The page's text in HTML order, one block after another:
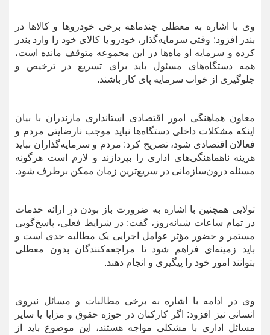
وی با اشاره به معطلی چندماهه برخی خودروها و کالاها در
بندر افزود: وقتی سرمایه‌گذار، خودرو یا کالای خود را وارد بندر
کرده و سرمایه او ماه‌ها در این مجموعه متوقف مانده است،
همه دستگاه‌های مسئول باید برای تسریع در ترخیص و
جلوگیری از خواب سرمایه پای کار باشند.
معاون هماهنگی امور اقتصادی استانداری مازندران با بیان
اینکه مشکلات داخلی دستگاه‌ها نباید موجب نارضایتی مردم و
فعالان اقتصادی شود، تصریح کرد: مردم و سرمایه‌گذاران نباید
هزینه ناهماهنگی‌های اداری را بپردازند و لازم است هرگونه
مسئله درون‌سازمانی در سریع‌ترین زمان ممکن برطرف شود.
تولایی همچنین با اشاره به ضرورت باز بودن درِ ارائه خدمات
در تمام ساعات شبانه‌روز، گفت: در شرایط فعلی، پاسخ‌گویی
مستمر و حضور مؤثر عوامل اجرایی یک مطالبه جدی است و
باید زمینه‌ای فراهم شود تا مراجعه‌کنندگان بدون معطلی
بتوانند امور خود را پیگیری و انجام دهند.
وی در ادامه با اشاره به برخی مطالبات و مسائل نیروی
انسانی نیز افزود: اگر کارکنان در حوزه حقوق و مزایا یا سایر
مسائل اداری با مشکلی مواجه هستند، این موضوع باید از